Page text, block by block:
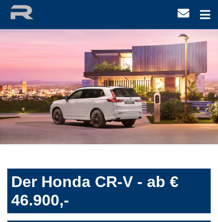
Der Honda CR-V - ab €
46.900,-